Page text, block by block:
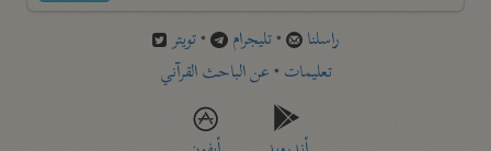
راسلنا •تليجرام •تويتر
تعليمات •عن الباحث القرآني